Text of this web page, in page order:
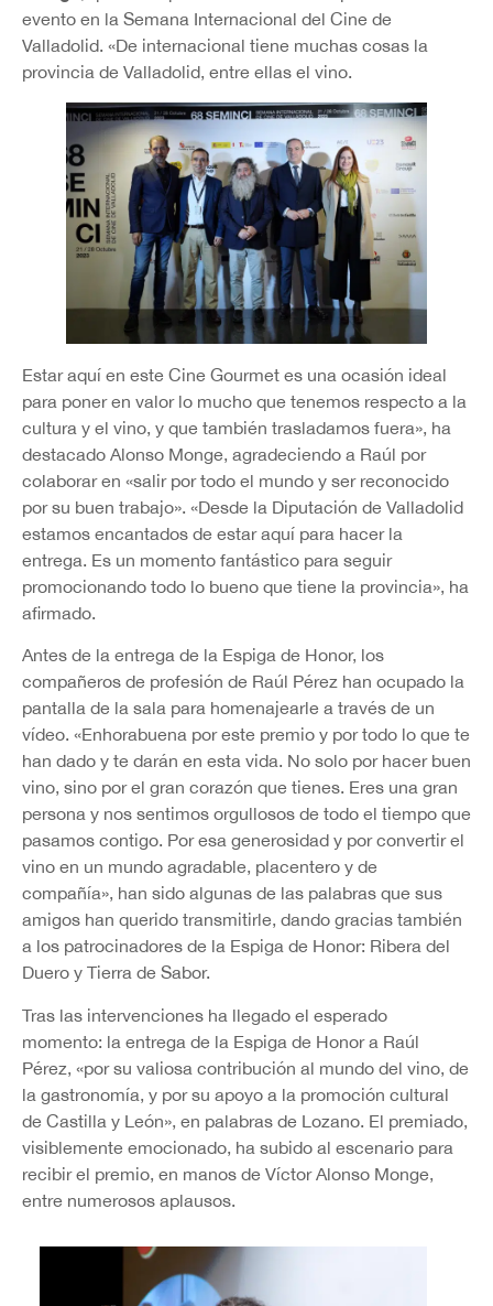
evento en la Semana Internacional del Cine de
Valladolid. «De internacional tiene muchas cosas la
provincia de Valladolid, entre ellas el vino.
Estar aquí en este Cine Gourmet es una ocasión ideal
para poner en valor lo mucho que tenemos respecto a la
cultura y el vino, y que también trasladamos fuera», ha
destacado Alonso Monge, agradeciendo a Raúl por
colaborar en «salir por todo el mundo y ser reconocido
por su buen trabajo». «Desde la Diputación de Valladolid
estamos encantados de estar aquí para hacer la
entrega. Es un momento fantástico para seguir
promocionando todo lo bueno que tiene la provincia», ha
afirmado.
Antes de la entrega de la Espiga de Honor, los
compañeros de profesión de Raúl Pérez han ocupado la
pantalla de la sala para homenajearle a través de un
vídeo. «Enhorabuena por este premio y por todo lo que te
han dado y te darán en esta vida. No solo por hacer buen
vino, sino por el gran corazón que tienes. Eres una gran
persona y nos sentimos orgullosos de todo el tiempo que
pasamos contigo. Por esa generosidad y por convertir el
vino en un mundo agradable, placentero y de
compañía», han sido algunas de las palabras que sus
amigos han querido transmitirle, dando gracias también
a los patrocinadores de la Espiga de Honor: Ribera del
Duero y Tierra de Sabor.
Tras las intervenciones ha llegado el esperado
momento: la entrega de la Espiga de Honor a Raúl
Pérez, «por su valiosa contribución al mundo del vino, de
la gastronomía, y por su apoyo a la promoción cultural
de Castilla y León», en palabras de Lozano. El premiado,
visiblemente emocionado, ha subido al escenario para
recibir el premio, en manos de Víctor Alonso Monge,
entre numerosos aplausos.